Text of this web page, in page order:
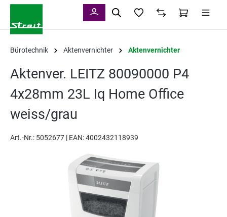
Bürotechnik Aktenvernichter Aktenvernichter
Aktenver. LEITZ 80090000 P4
4x28mm 23L Iq Home Office
weiss/grau
Art.-Nr.: 5052677 | EAN: 4002432118939
Bildergalerie überspringen